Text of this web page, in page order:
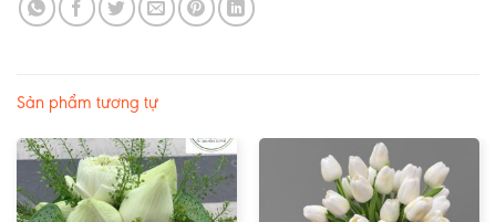
Sản phẩm tương tự